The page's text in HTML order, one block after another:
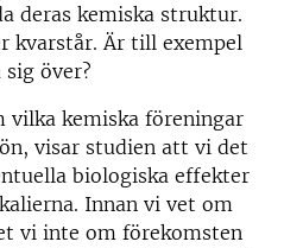
deras kemiska struktur.
kvarstår. Är till exempel
över?
vilka kemiska föreningar
visar studien att vi det
biologiska effekter
Innan vi vet om
vi inte om förekomsten